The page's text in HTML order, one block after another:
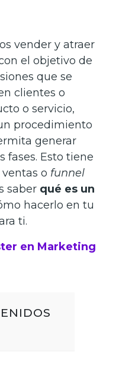
vender y atraer
el objetivo de
que se
clientes o
o servicio,
procedimiento
generar
fases. Esto tiene
o funnel
saber qué es un
hacerlo en tu
ti.
en Marketing